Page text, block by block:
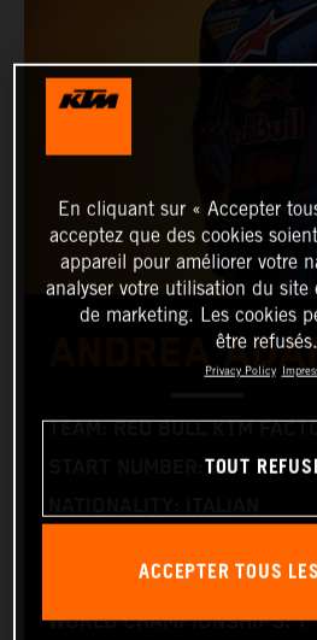
ANDREA
TEAM: RED BULL KTM
START NUMBER: 80
BIKE: KTM 250 SX-F
WORLD CHAMPIONSHIPS: 1
En cliquant sur « Accepter
acceptez que des cookies
appareil pour améliorer votre
analyser votre utilisation du site
de marketing. Les cookies
être refusés.
Privacy Policy
TOUT
ACCEPTER TOUS